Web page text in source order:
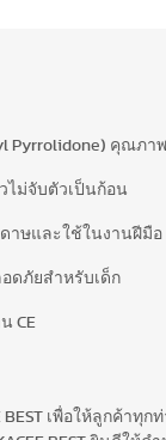
Pyrrolidone) คุณภ
ไม่จับตัวเป็นก้อน
าษและใช้ในงานฝีมือ
ดภัยสำหรับเด็ก
CE
BEST เพื่อให้ลูกค้